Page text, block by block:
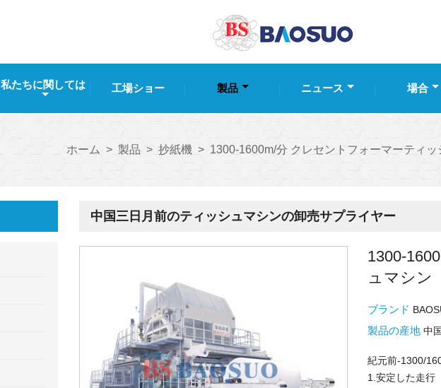
私たちに関しては 工場ショー 製品 ニュース 場合
ホーム > 製品 > 抄紙機 > 1300-1600m/分 クレセントフォーマーティッ
中国三日月前のティッシュマシンの卸売サプライヤー
1300-
ュマシン
ブランド
製品の産地中
紀元前-1300/
1.安定した走行